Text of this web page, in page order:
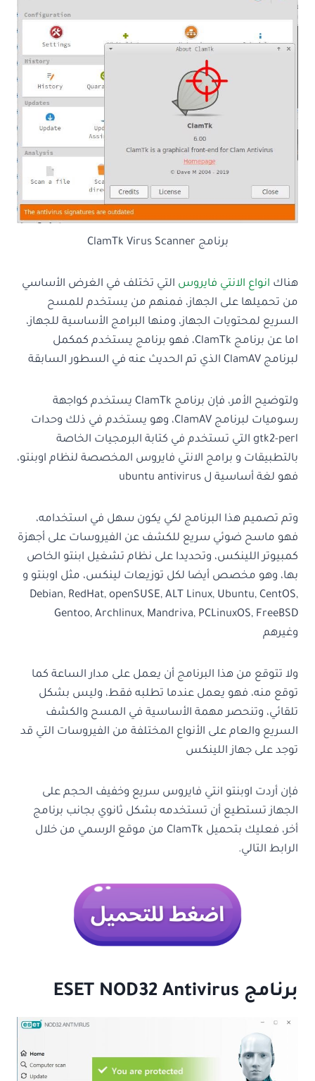
برنامج ClamTk Virus Scanner
هناك انواع الانتي فايروس التي تختلف في الغرض الأساسي
من تحميلها على الجهاز، فمنهم من يستخدم للمسح
السريع لمحتويات الجهاز، ومنها البرامج الأساسية للجهاز،
اما عن برنامج ClamTk، فهو برنامج يستخدم كمكمل
لبرنامج ClamAV الذي تم الحديث عنه في السطور السابقة
ولتوضيح الأمر، فإن برنامج ClamTk يستخدم كواجهة
رسوميات لبرنامج ClamAV، وهو يستخدم في ذلك وحدات
gtk2-perl التي تستخدم في كتابة البرمجيات الخاصة
بالتطبيقات و برامج الانتي فايروس المخصصة لنظام اوبنتو،
فهو لغة أساسية ل ubuntu antivirus
وتم تصميم هذا البرنامج لكي يكون سهل في استخدامه،
فهو ماسح ضوئي سريع للكشف عن الفيروسات على أجهزة
كمبيوتر اللينكس، وتحديدا على نظام تشغيل ابنتو الخاص
بها، وهو مخصص أيضا لكل توزيعات لينكس، مثل اوبنتو و
Debian, RedHat, openSUSE, ALT Linux, Ubuntu, CentOS,
Gentoo, Archlinux, Mandriva, PCLinuxOS, FreeBSD
وغيرهم
ولا تتوقع من هذا البرنامج أن يعمل على مدار الساعة كما
توقع منه، فهو يعمل عندما تطلبه فقط، وليس بشكل
تلقائي، وتنحصر مهمة الأساسية في المسح والكشف
السريع والعام على الأنواع المختلفة من الفيروسات التي قد
توجد على جهاز اللينكس
فإن أردت اوبنتو انتي فايروس سريع وخفيف الحجم على
الجهاز تستطيع أن تستخدمه بشكل ثانوي بجانب برنامج
أخر، فعليك بتحميل ClamTk من موقع الرسمي من خلال
الرابط التالي.
برنامج ESET NOD32 Antivirus